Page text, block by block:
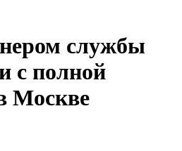
службы
с полной
Москве